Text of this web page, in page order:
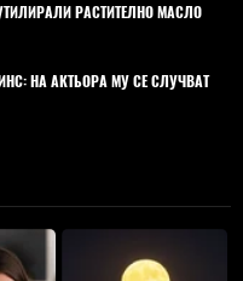
РАСТИТЕЛНО МАСЛО
НА АКТЬОРА МУ СЕ СЛУЧВАТ